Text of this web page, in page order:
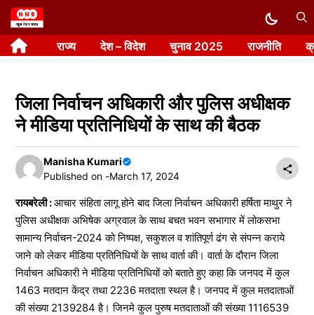
Skip
to
content राज्य देश – विदेश चुनाव 2025 राजनीति
जिला निर्वाचन अधिकारी और पुलिस अधीक्षक
ने मीडिया प्रतिनिधियों के साथ की बैठक
Manisha Kumari
Published on -March 17, 2024
रायबरेली :आचार संहिता लागू होने बाद जिला निर्वाचन अधिकारी हर्षिता माथुर ने
पुलिस अधीक्षक अभिषेक अग्रवाल के साथ बचत भवन सभागार में लोकसभा
सामान्य निर्वाचन-2024 को निष्पक्ष, सकुशल व शांतिपूर्ण ढंग से संपन्न कराये
जाने को लेकर मीडिया प्रतिनिधियों के साथ वार्ता की। वार्ता के दौरान जिला
निर्वाचन अधिकारी ने मीडिया प्रतिनिधियों को बताते हुए कहा कि जनपद में कुल
1463 मतदान केंद्र तथा 2236 मतदाता स्थल है। जनपद में कुल मतदाताओं
की संख्या 2139284 है। जिनमे कुल पुरुष मतदाताओं की संख्या 1116539